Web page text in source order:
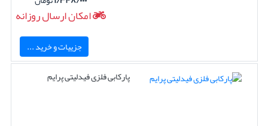
امکان ارسال روزانه
جزییات و خرید ...
پارکابی فلزی فیدلیتی پرایم